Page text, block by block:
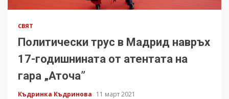
СВЯТ
Политически трус в Мадрид навръх
17-годишнината от атентата на
гара „Аточа”
Къдринка Къдринова 11 март 2021